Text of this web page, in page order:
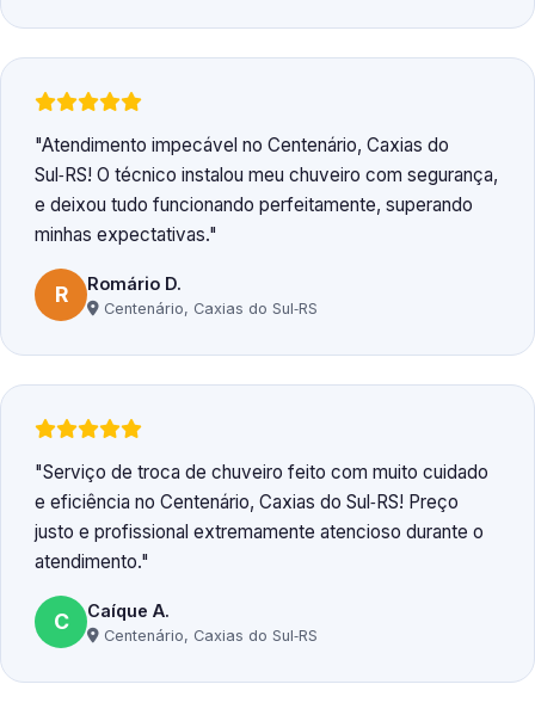
Atendimento impecável no Centenário, Caxias do
Sul‑RS! O técnico instalou meu chuveiro com segurança,
e deixou tudo funcionando perfeitamente, superando
minhas expectativas.
R Romário D.
Centenário, Caxias do Sul‑RS
Serviço de troca de chuveiro feito com muito cuidado
e eficiência no Centenário, Caxias do Sul‑RS! Preço
justo e profissional extremamente atencioso durante o
atendimento.
C Caíque A.
Centenário, Caxias do Sul‑RS